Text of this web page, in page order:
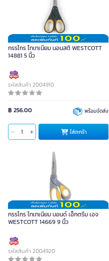
กรรไกร ไทเทเนียม นอนสติ WESTCOTT
14881 5 นิ้ว
รหัสสินค้า 2004910
฿ 256.00 พร้อมจัดส่ง
ใส่ตะกร้า
กรรไกร ไทเทเนียม บอนด์ เอ็กตรีม เอจ
WESTCOTT 14669 9 นิ้ว
รหัสสินค้า 2004920